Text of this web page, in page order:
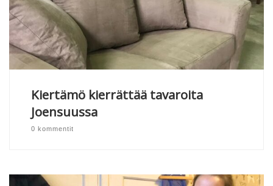
Kiertämö kierrättää tavaroita
Joensuussa
0 kommentit